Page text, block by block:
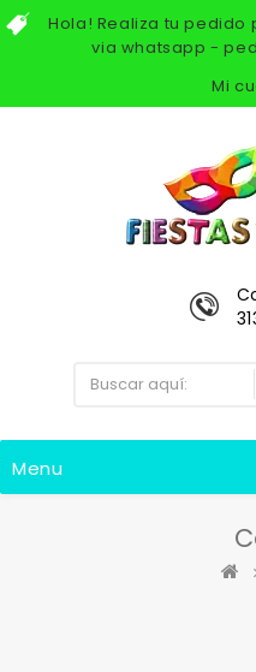
Hola! Realiza tu pedido
via whatsapp -
Mi
Menu